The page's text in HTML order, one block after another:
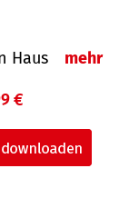
Haus mehr
€